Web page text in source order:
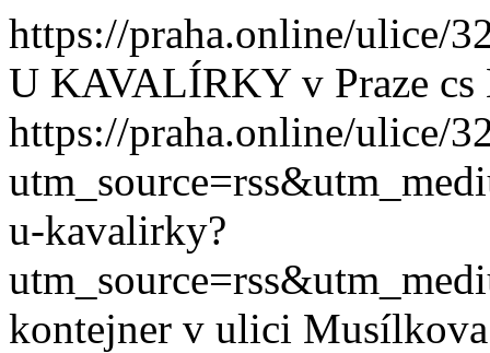
https://praha.online/ulice/
U KAVALÍRKY v Praze cs
https://praha.online/ulice/
u-kavalirky?
kontejner v ulici